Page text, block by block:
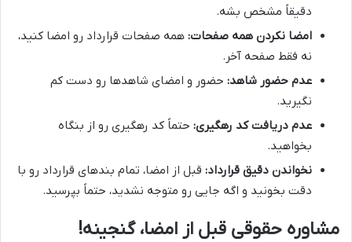
دقیقاً مشخص بشه.
امضا نکردن همه صفحات: همه صفحات قرارداد رو امضا کنید،
نه فقط صفحه آخر.
عدم حضور شاهد: حضور و امضای شاهدها رو دست کم
نگیرید.
عدم دریافت کد رهگیری: حتماً کد رهگیری رو از بنگاه
بخواهید.
نخواندن دقیق قرارداد: قبل از امضا، تمام بندهای قرارداد رو با
دقت بخونید و اگه جایی رو متوجه نشدید، حتماً بپرسید.
مشاوره حقوقی قبل از امضا، گنجینه!